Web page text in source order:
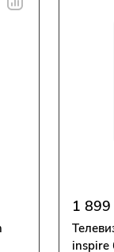
1
inspire